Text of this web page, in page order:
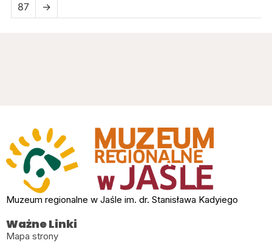
87
→
Muzeum regionalne w Jaśle im. dr. Stanisława Kadyiego
Ważne Linki
Mapa strony